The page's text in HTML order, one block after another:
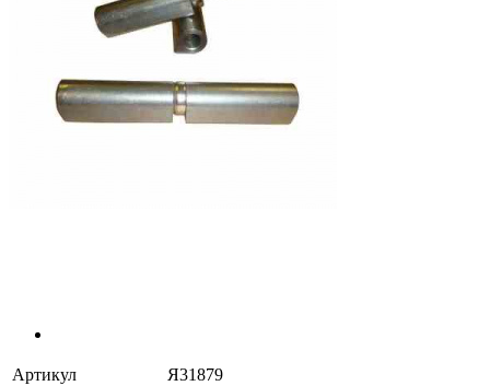
Артикул
Я31879